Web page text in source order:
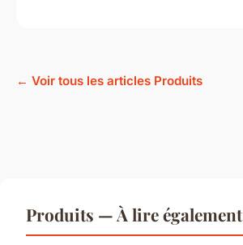
← Voir tous les articles Produits
Produits — À lire également